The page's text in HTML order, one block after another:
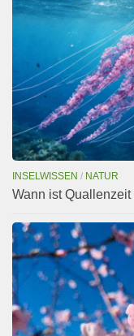
INSELWISSEN / NATUR
Wann ist